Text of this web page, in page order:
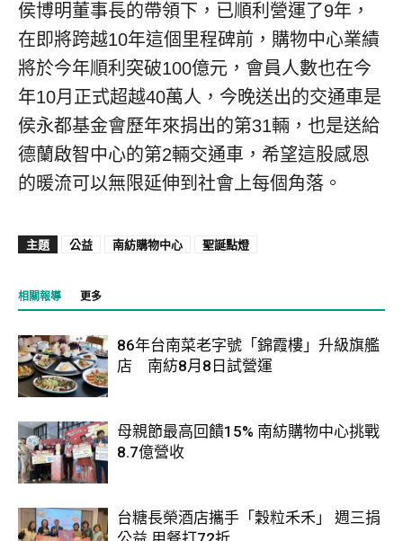
侯博明董事長的帶領下，已順利營運了9年，
在即將跨越10年這個里程碑前，購物中心業績
將於今年順利突破100億元，會員人數也在今
年10月正式超越40萬人，今晚送出的交通車是
侯永都基金會歷年來捐出的第31輛，也是送給
德蘭啟智中心的第2輛交通車，希望這股感恩
的暖流可以無限延伸到社會上每個角落。
主題 公益 南紡購物中心 聖誕點燈
相關報導 更多
86年台南菜老字號「錦霞樓」升級旗艦
店 南紡8月8日試營運
母親節最高回饋15% 南紡購物中心挑戰
8.7億營收
台糖長榮酒店攜手「穀粒禾禾」 週三捐